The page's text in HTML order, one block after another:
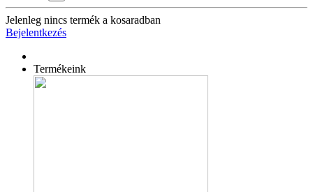
Jelenleg nincs termék a kosaradban
Bejelentkezés
Termékeink